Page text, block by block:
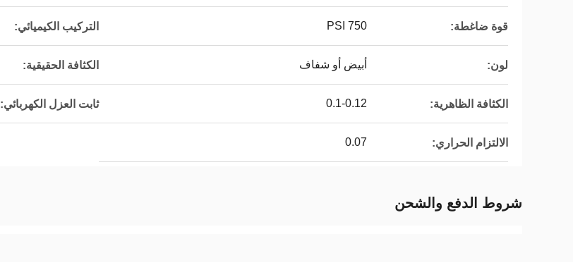
قوة ضاغطة: 750 PSI التركيب الكيميائي:
لون: أبيض أو شفاف الكثافة الحقيقية:
الكثافة الظاهرية: 0.1-0.12 ثابت العزل الكهربائي:
الالتزام الحراري: 0.07
شروط الدفع والشحن